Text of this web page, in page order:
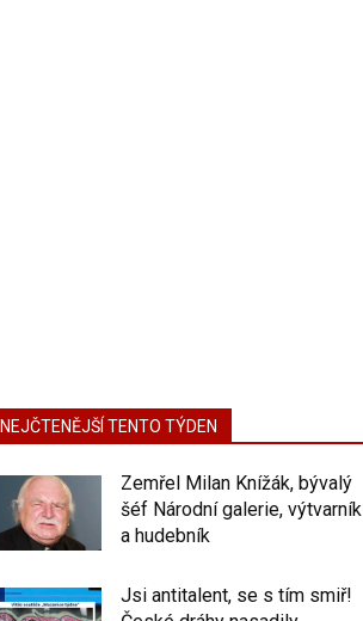
NEJČTENĚJŠÍ TENTO TÝDEN
Zemřel Milan Knížák, bývalý
šéf Národní galerie, výtvarník
a hudebník
Jsi antitalent, se s tím smiř!